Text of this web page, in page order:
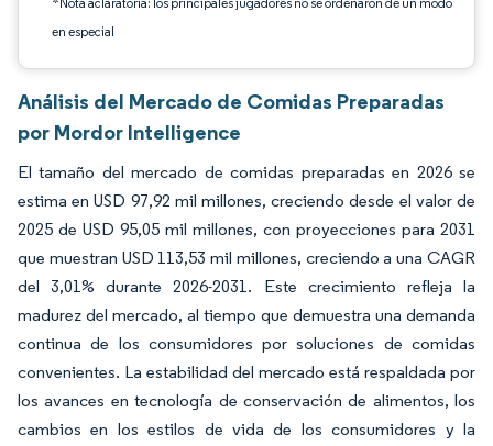
en especial
Análisis del Mercado de Comidas Preparadas
por Mordor Intelligence
El tamaño del mercado de comidas preparadas en 2026 se
estima en USD 97,92 mil millones, creciendo desde el valor de
2025 de USD 95,05 mil millones, con proyecciones para 2031
que muestran USD 113,53 mil millones, creciendo a una CAGR
del 3,01% durante 2026-2031. Este crecimiento refleja la
madurez del mercado, al tiempo que demuestra una demanda
continua de los consumidores por soluciones de comidas
convenientes. La estabilidad del mercado está respaldada por
los avances en tecnología de conservación de alimentos, los
cambios en los estilos de vida de los consumidores y la